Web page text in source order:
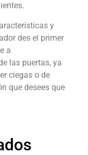
y
des el primer
a
las puertas, ya
ciegas o de
que desees que